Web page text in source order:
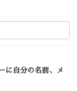
に自分の名前、メ